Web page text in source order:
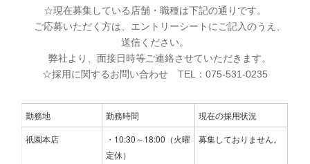
☆現在募集している店舗・職種は下記の通りです。
ご応募いただく方は、エントリーシートにご記入のうえ、
送信ください。
弊社より、面接日時等ご連絡させていただきます。
☆採用に関するお問い合わせ TEL：075-531-0235
勤務地 勤務時間
現在の採用状況
祇園本店
・10:30～18:00（火曜
定休）
募集しておりません。